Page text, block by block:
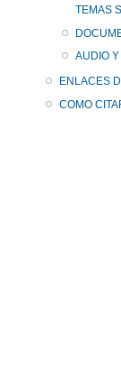
TEMAS
AUDIO
ENLACES
COMO